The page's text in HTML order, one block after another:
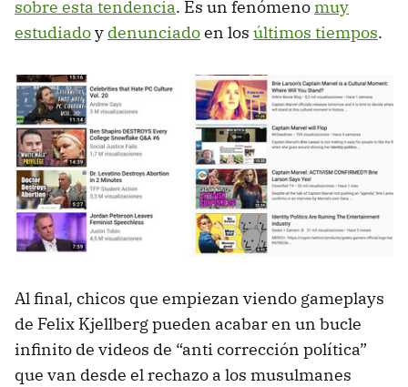
sobre esta tendencia. Es un fenómenomuy
estudiadoy denunciadoen los últimos tiempos.
Al final, chicos que empiezan viendo gameplays
de Felix Kjellberg pueden acabar en un bucle
infinito de videos de “anti corrección política”
que van desde el rechazo a los musulmanes